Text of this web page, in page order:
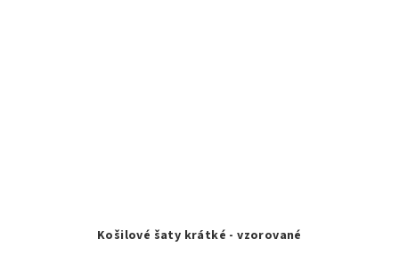
Košilové šaty krátké - vzorované